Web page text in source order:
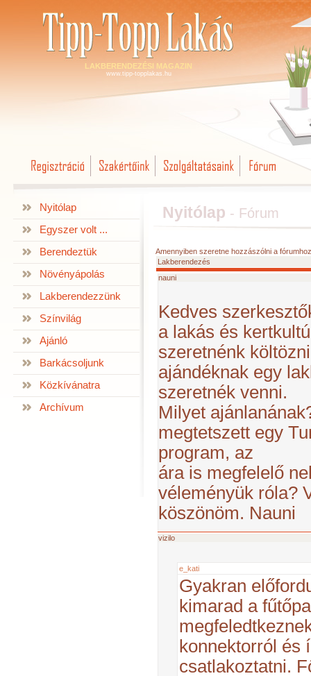
LAKBERENDEZÉSI MAGAZIN
www.tipp-topplakas.hu
Nyitólap
Egyszer volt ...
Berendeztük
Növényápolás
Lakberendezzünk
Színvilág
Ajánló
Barkácsoljunk
Közkívánatra
Archívum
Nyitólap - Fórum
Amennyiben szeretne hozzászólni a
Lakberendezés
nauni
Kedves
a lakás és
szeretnénk
ajándéknak egy
szeretnék venni.
Milyet
megtetszett egy
program, az
ára is megfelelő
véleményük róla?
köszönöm. Nauni
vizilo
e_kati
Gyakran
kimarad a
konnektorról és
csatlakoztatni.